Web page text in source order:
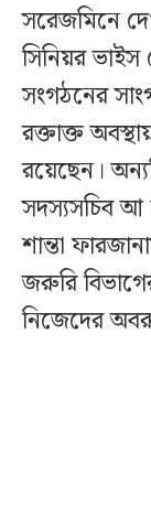
সরেজমিনে
সিনিয়র ভাইস
সংগঠনের
রক্তাক্ত
রয়েছেন।
সদস্যসচিব
শান্তা
জরুরি
নিজেদের